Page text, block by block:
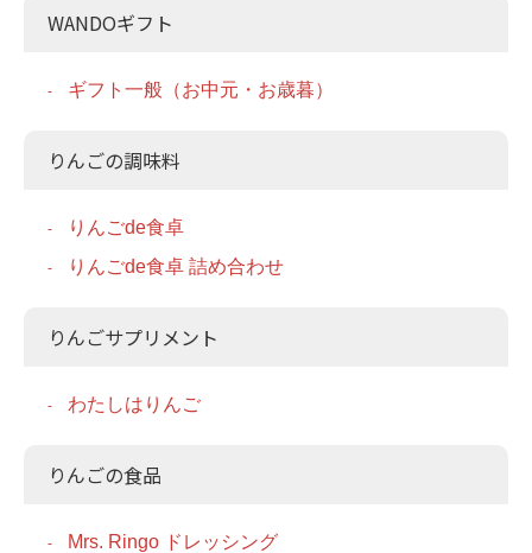
WANDOギフト
ギフト一般（お中元・お歳暮）
りんごの調味料
りんごde食卓
りんごde食卓 詰め合わせ
りんごサプリメント
わたしはりんご
りんごの食品
Mrs. Ringo ドレッシング